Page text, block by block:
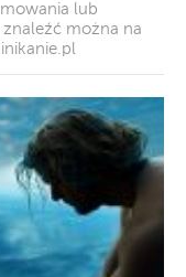
lub
można na